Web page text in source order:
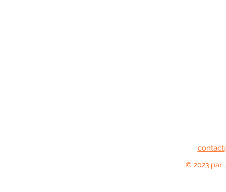
© 2023 par